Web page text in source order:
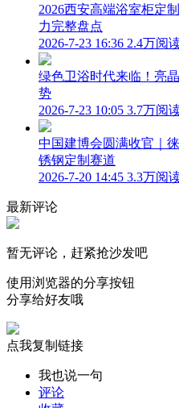
2026西安高端浴室柜定
力完整盘点
2026-7-23 16:36 2.4万阅
绿色卫浴时代来临！亮
势
2026-7-23 10:05 3.7万阅
中国建博会圆满收官｜
锈钢定制赛道
2026-7-20 14:45 3.3万阅
最新评论
暂无评论，赶紧抢沙发吧
使用浏览器的分享按钮
分享给好友哦
点我复制链接
我也说一句
评论